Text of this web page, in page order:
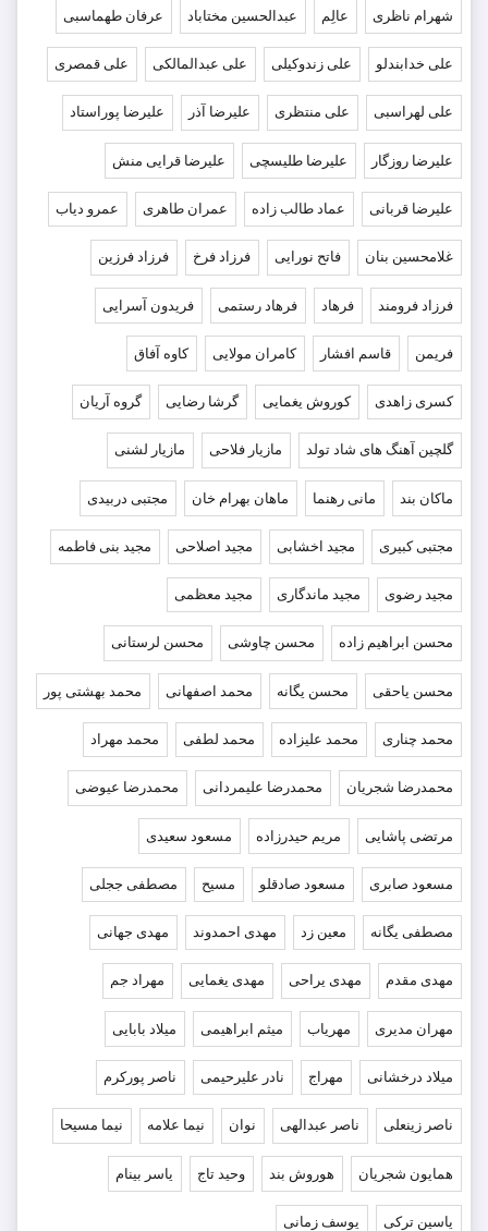
شهرام ناظری عالِم عبدالحسین مختاباد عرفان طهماسبی
علی خدابندلو علی زندوکیلی علی عبدالمالکی علی قمصری
علی لهراسبی علی منتظری علیرضا آذر علیرضا پوراستاد
علیرضا روزگار علیرضا طلیسچی علیرضا قرایی منش
علیرضا قربانی عماد طالب زاده عمران طاهری عمرو دیاب
غلامحسین بنان فاتح نورایی فرزاد فرخ فرزاد فرزین
فرزاد فرومند فرهاد فرهاد رستمی فریدون آسرایی
فریمن قاسم افشار کامران مولایی کاوه آفاق
کسری زاهدی کوروش یغمایی گرشا رضایی گروه آریان
گلچین آهنگ های شاد تولد مازیار فلاحی مازیار لشنی
ماکان بند مانی رهنما ماهان بهرام خان مجتبی دربیدی
مجتبی کبیری مجید اخشابی مجید اصلاحی مجید بنی فاطمه
مجید رضوی مجید ماندگاری مجید معظمی
محسن ابراهیم زاده محسن چاوشی محسن لرستانی
محسن یاحقی محسن یگانه محمد اصفهانی محمد بهشتی پور
محمد چناری محمد علیزاده محمد لطفی محمد مهراد
محمدرضا شجریان محمدرضا علیمردانی محمدرضا عیوضی
مرتضی پاشایی مریم حیدرزاده مسعود سعیدی
مسعود صابری مسعود صادقلو مسیح مصطفی ججلی
مصطفی یگانه معین زد مهدی احمدوند مهدی جهانی
مهدی مقدم مهدی یراحی مهدی یغمایی مهراد جم
مهران مدیری مهریاب میثم ابراهیمی میلاد بابایی
میلاد درخشانی مهراج نادر علیرحیمی ناصر پورکرم
ناصر زینعلی ناصر عبدالهی نوان نیما علامه نیما مسیحا
همایون شجریان هوروش بند وحید تاج یاسر بینام
یاسین ترکی یوسف زمانی